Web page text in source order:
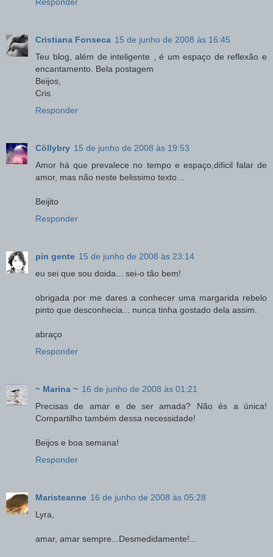
Cristiana Fonseca 15 de junho de 2008 às 16:45
Teu blog, além de inteligente , é um espaço de reflexão e
encantamento. Bela postagem
Beijos,
Cris
Responder
Cöllybry 15 de junho de 2008 às 19:53
Amor há que prevalece no tempo e espaço,dificil falar de
amor, mas não neste belissimo texto...
Beijito
Responder
pin gente 15 de junho de 2008 às 23:14
eu sei que sou doida... sei-o tão bem!
obrigada por me dares a conhecer uma margarida rebelo
pinto que desconhecia... nunca tinha gostado dela assim.
abraço
Responder
~ Marina ~ 16 de junho de 2008 às 01:21
Precisas de amar e de ser amada? Não és a única!
Compartilho também dessa necessidade!
Beijos e boa semana!
Responder
Maristeanne 16 de junho de 2008 às 05:28
Lyra,
amar, amar sempre...Desmedidamente!...